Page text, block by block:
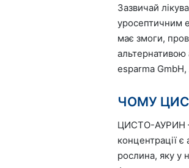
Зазвичай
уросептичним
має змоги,
esparma
ЧОМУ
ЦИСТО-АУРИН —
концентрації
рослина, яку у